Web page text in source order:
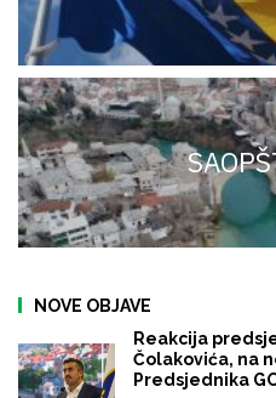
NOVE OBJAVE
Reakcija
Čolakovića, na
Predsjednika